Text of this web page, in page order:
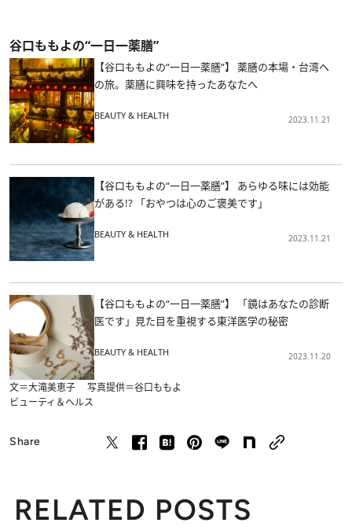
谷口ももよの“一日一薬膳”
【谷口ももよの“一日一薬膳”】 薬膳の本場・台湾へ
の旅。薬膳に興味を持ったあなたへ
BEAUTY & HEALTH 2023.11.21
【谷口ももよの“一日一薬膳”】 あらゆる味には効能
がある!? 「おやつは心のご褒美です」
BEAUTY & HEALTH 2023.11.21
【谷口ももよの“一日一薬膳”】 「鏡はあなたの診断
医です」見た目を重視する東洋医学の秘密
BEAUTY & HEALTH 2023.11.20
文＝大滝美恵子 写真提供＝谷口ももよ
ビューティ＆ヘルス
Share
RELATED POSTS